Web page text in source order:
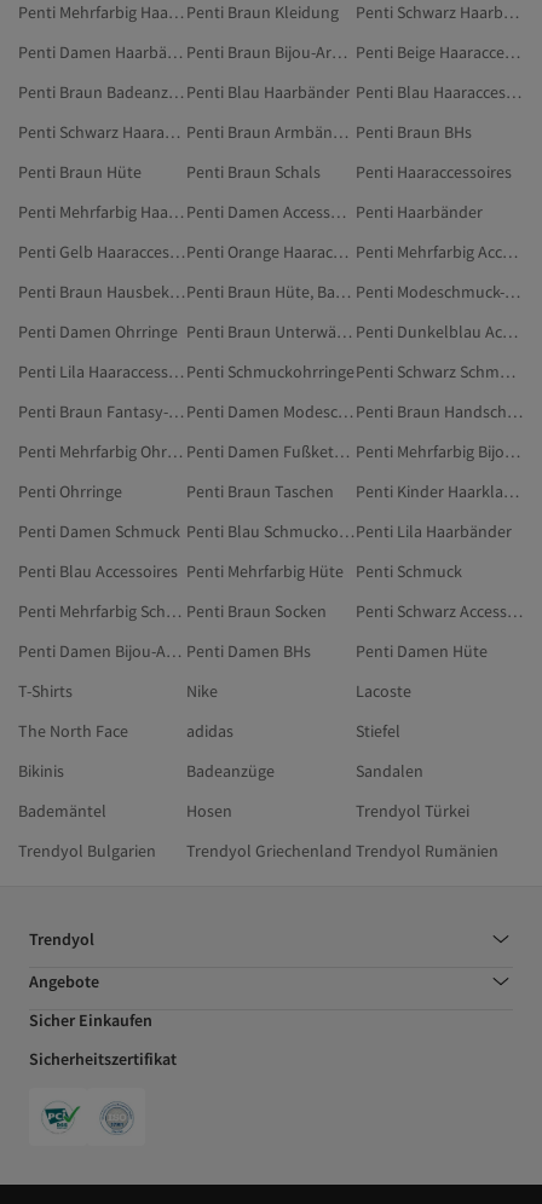
Penti Mehrfarbig Haaraccessoires Penti Braun Kleidung
Penti Schwarz Haarbänder
Penti Damen Haarbänder
Penti Braun Bijou-Armbänder
Penti Beige Haaraccessoires
Penti Braun Badeanzüge Penti Blau Haarbänder
Penti Blau Haaraccessoires
Penti Schwarz Haaraccessoires
Penti Braun Armbänder Penti Braun BHs
Penti Braun Hüte
Penti Braun Schals
Penti Haaraccessoires
Penti Mehrfarbig Haarbänder
Penti Damen Accessoires Penti Haarbänder
Penti Gelb Haaraccessoires
Penti Orange Haaraccessoires
Penti Mehrfarbig Accessoires
Penti Braun Hausbekleidung
Penti Braun Hüte, Barette & Handschuhe
Penti Modeschmuck-Ohrklemmen
Penti Damen Ohrringe
Penti Braun Unterwäsche & Nachtwäsche
Penti Dunkelblau Accessoires
Penti Lila Haaraccessoires Penti Schmuckohrringe
Penti Schwarz Schmuckohrringe
Penti Braun Fantasy-Bekleidung
Penti Damen Modeschmuck-Ohrklemmen
Penti Braun Handschuhe
Penti Mehrfarbig Ohrringe
Penti Damen Fußkettchen
Penti Mehrfarbig Bijou-Halsketten
Penti Ohrringe
Penti Braun Taschen
Penti Kinder Haarklammer
Penti Damen Schmuck
Penti Blau SchmuckohrringePenti Lila Haarbänder
Penti Blau Accessoires Penti Mehrfarbig Hüte
Penti Schmuck
Penti Mehrfarbig Schmuckohrringe Penti Braun Socken
Penti Schwarz Accessoires
Penti Damen Bijou-Armbänder Penti Damen BHs
Penti Damen Hüte
T-Shirts
Nike
Lacoste
The North Face
adidas
Stiefel
Bikinis
Badeanzüge
Sandalen
Bademäntel
Hosen
Trendyol Türkei
Trendyol Bulgarien
Trendyol Griechenland Trendyol Rumänien
Trendyol
Angebote
Sicher Einkaufen
Sicherheitszertifikat